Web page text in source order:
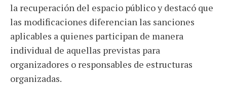
la recuperación del espacio público y destacó que
las modificaciones diferencian las sanciones
aplicables a quienes participan de manera
individual de aquellas previstas para
organizadores o responsables de estructuras
organizadas.